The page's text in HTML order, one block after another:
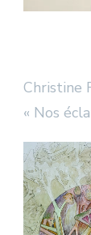
Christine
« Nos